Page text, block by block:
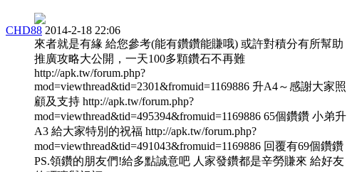
CHD88 2014-2-18 22:06
來者就是有緣 給您參考(能有鑽鑽能賺哦) 或許對積分有所幫助
推廣攻略大公開，一天100多顆鑽石不再難
http://apk.tw/forum.php?
mod=viewthread&tid=2301&fromuid=1169886 升A4～感謝大家照
顧及支持 http://apk.tw/forum.php?
mod=viewthread&tid=495394&fromuid=1169886 65個鑽鑽 小弟升
A3 給大家特別的祝福 http://apk.tw/forum.php?
mod=viewthread&tid=491043&fromuid=1169886 回覆有69個鑽鑽
PS.領鑽的朋友們!給多點誠意吧 人家發鑽都是辛勞賺來 給好友